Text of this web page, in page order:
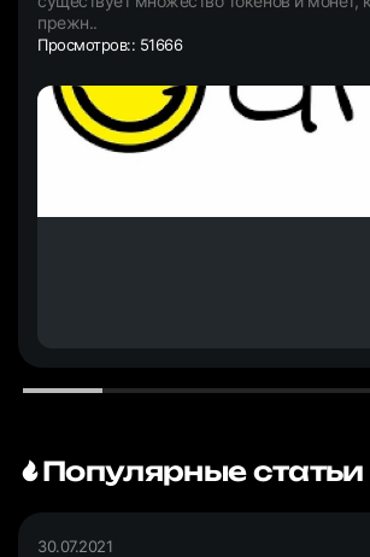
прежн..
Просмотров:: 51666
Популярные статьи
30.07.2021